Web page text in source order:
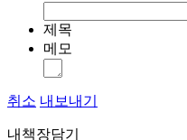
제목
메모
취소 내보내기
내책장담기